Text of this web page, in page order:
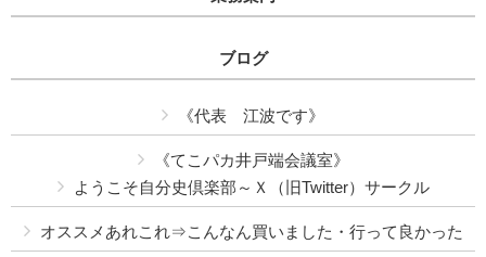
ブログ
《代表 江波です》
《てこパカ井戸端会議室》
ようこそ自分史倶楽部～Ｘ（旧Twitter）サークル
オススメあれこれ⇒こんなん買いました・行って良かった